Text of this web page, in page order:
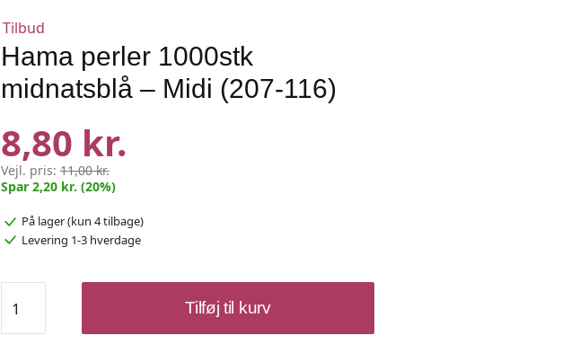
Tilbud
Hama perler 1000stk
midnatsblå – Midi (207-116)
8,80 kr.
Vejl. pris:11,00 kr.
Spar 2,20 kr. (20%)
På lager(kun 4 tilbage)
Levering 1-3 hverdage
perler
1000stk
Tilføj til kurv